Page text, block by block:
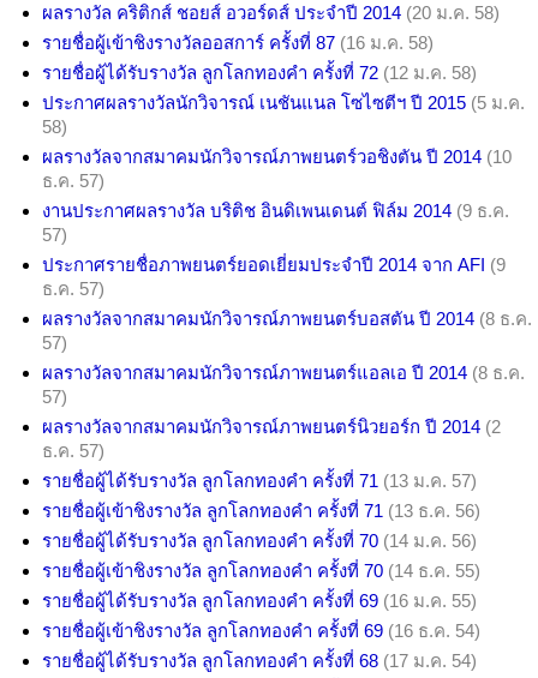
ผลรางวัล คริติกส์ ชอยส์ อวอร์ดส์ ประจำปี 2014 (20 ม.ค. 58)
รายชื่อผู้เข้าชิงรางวัลออสการ์ ครั้งที่ 87 (16 ม.ค. 58)
รายชื่อผู้ได้รับรางวัล ลูกโลกทองคำ ครั้งที่ 72 (12 ม.ค. 58)
ประกาศผลรางวัลนักวิจารณ์ เนชันแนล โซไซตีฯ ปี 2015 (5 ม.ค.
58)
ผลรางวัลจากสมาคมนักวิจารณ์ภาพยนตร์วอชิงตัน ปี 2014 (10
ธ.ค. 57)
งานประกาศผลรางวัล บริติช อินดิเพนเดนต์ ฟิล์ม 2014 (9 ธ.ค.
57)
ประกาศรายชื่อภาพยนตร์ยอดเยี่ยมประจำปี 2014 จาก AFI (9
ธ.ค. 57)
ผลรางวัลจากสมาคมนักวิจารณ์ภาพยนตร์บอสตัน ปี 2014 (8 ธ.ค.
57)
ผลรางวัลจากสมาคมนักวิจารณ์ภาพยนตร์แอลเอ ปี 2014 (8 ธ.ค.
57)
ผลรางวัลจากสมาคมนักวิจารณ์ภาพยนตร์นิวยอร์ก ปี 2014 (2
ธ.ค. 57)
รายชื่อผู้ได้รับรางวัล ลูกโลกทองคำ ครั้งที่ 71 (13 ม.ค. 57)
รายชื่อผู้เข้าชิงรางวัล ลูกโลกทองคำ ครั้งที่ 71 (13 ธ.ค. 56)
รายชื่อผู้ได้รับรางวัล ลูกโลกทองคำ ครั้งที่ 70 (14 ม.ค. 56)
รายชื่อผู้เข้าชิงรางวัล ลูกโลกทองคำ ครั้งที่ 70 (14 ธ.ค. 55)
รายชื่อผู้ได้รับรางวัล ลูกโลกทองคำ ครั้งที่ 69 (16 ม.ค. 55)
รายชื่อผู้เข้าชิงรางวัล ลูกโลกทองคำ ครั้งที่ 69 (16 ธ.ค. 54)
รายชื่อผู้ได้รับรางวัล ลูกโลกทองคำ ครั้งที่ 68 (17 ม.ค. 54)